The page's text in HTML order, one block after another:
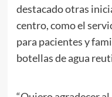
destacado otras
centro, como el
para pacientes y
botellas de agua